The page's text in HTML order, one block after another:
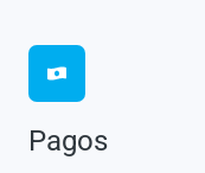
Pagos